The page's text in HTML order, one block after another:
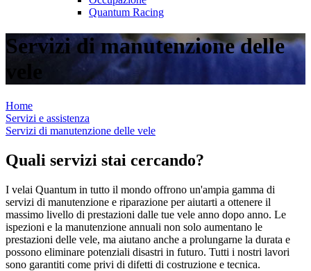
Quantum Racing
Servizi di manutenzione delle
vele
Home
Servizi e assistenza
Servizi di manutenzione delle vele
Quali servizi stai cercando?
I velai Quantum in tutto il mondo offrono un'ampia gamma di
servizi di manutenzione e riparazione per aiutarti a ottenere il
massimo livello di prestazioni dalle tue vele anno dopo anno. Le
ispezioni e la manutenzione annuali non solo aumentano le
prestazioni delle vele, ma aiutano anche a prolungarne la durata e
possono eliminare potenziali disastri in futuro. Tutti i nostri lavori
sono garantiti come privi di difetti di costruzione e tecnica.